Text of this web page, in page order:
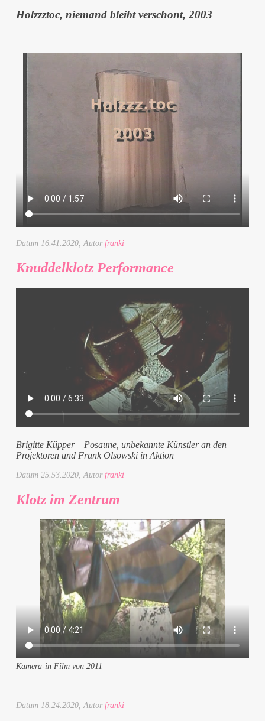
Holzzztoc, niemand bleibt verschont, 2003
Datum 16.41.2020 , Autor franki
Knuddelklotz Performance
Brigitte Küpper – Posaune, unbekannte Künstler an den
Projektoren und Frank Olsowski in Aktion
Datum 25.53.2020 , Autor franki
Klotz im Zentrum
Kamera-in Film von 2011
Datum 18.24.2020 , Autor franki